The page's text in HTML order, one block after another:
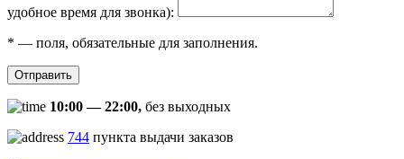
удобное время для звонка):
* — поля, обязательные для заполнения.
Отправить
10:00 — 22:00, без выходных
744 пункта выдачи заказов